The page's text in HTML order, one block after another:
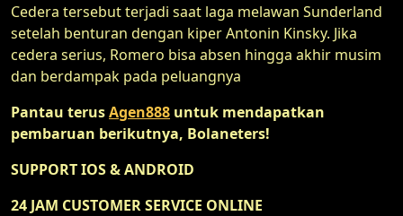
Cedera tersebut terjadi saat laga melawan Sunderland
setelah benturan dengan kiper Antonin Kinsky. Jika
cedera serius, Romero bisa absen hingga akhir musim
dan berdampak pada peluangnya
Pantau terusAgen888 untuk mendapatkan
pembaruan berikutnya, Bolaneters!
SUPPORT IOS & ANDROID
24 JAM CUSTOMER SERVICE ONLINE